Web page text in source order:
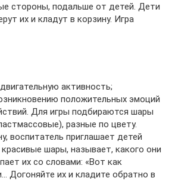
стороны, подальше от детей. Дети
их и кладут в корзину. Игра
активность;
положительных эмоций
Для игры подбираются шары
разные по цвету.
воспитатель приглашает детей
шары, называет, какого они
их со словами: «Вот как
Догоняйте их и кладите обратно в